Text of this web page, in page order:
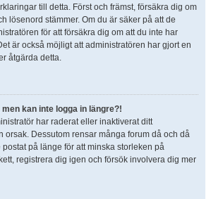
till detta. Först och främst, försäkra dig om
lösenord stämmer. Om du är säker på att de
för att försäkra dig om att du inte har
är också möjligt att administratören har gjort en
åtgärda detta.
kan inte logga in längre?!
har raderat eller inaktiverat ditt
orsak. Dessutom rensar många forum då och då
på länge för att minska storleken på
registrera dig igen och försök involvera dig mer